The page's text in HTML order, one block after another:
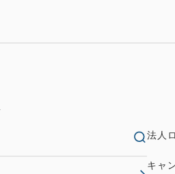
法人
キャ